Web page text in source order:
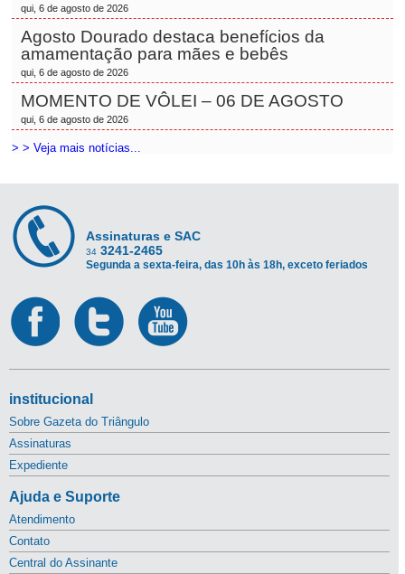
qui, 6 de agosto de 2026
Agosto Dourado destaca benefícios da
amamentação para mães e bebês
qui, 6 de agosto de 2026
MOMENTO DE VÔLEI – 06 DE AGOSTO
qui, 6 de agosto de 2026
> > Veja mais notícias...
Assinaturas e SAC
34 3241-2465
Segunda a sexta-feira, das 10h às 18h, exceto feriados
institucional
Sobre Gazeta do Triângulo
Assinaturas
Expediente
Ajuda e Suporte
Atendimento
Contato
Central do Assinante